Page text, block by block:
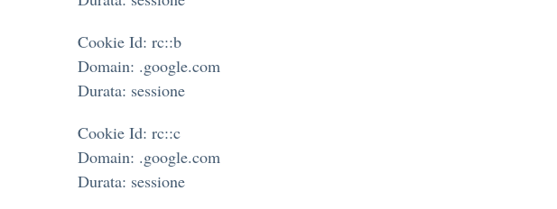
Cookie Id: rc::b
Domain: .google.com
Durata: sessione
Cookie Id: rc::c
Domain: .google.com
Durata: sessione